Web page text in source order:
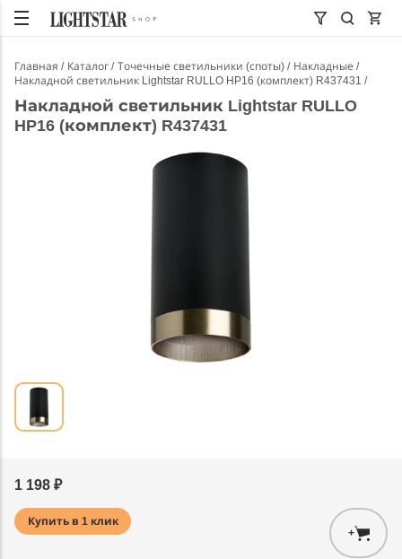
Главная Каталог Точечные светильники (споты)
Накладные
Накладной светильник Lightstar RULLO HP16 (комплект) R437431
Накладной светильник Lightstar RULLO
HP16 (комплект) R437431
1 198 ₽
+
Купить в 1 клик